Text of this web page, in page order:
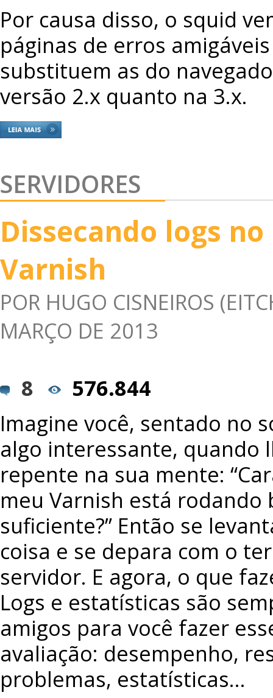
Por causa disso, o squid
páginas de erros
substituem as do
versão 2.x quanto na 3.x.
SERVIDORES
Dissecando logs no
Varnish
POR HUGO CISNEIROS
MARÇO DE 2013
8
576.844
Imagine você, sentado no
algo interessante, quando
repente na sua mente:
meu Varnish está rodando
suficiente?” Então se
coisa e se depara com o
servidor. E agora, o que
Logs e estatísticas são
amigos para você fazer
avaliação: desempenho,
problemas, estatísticas…